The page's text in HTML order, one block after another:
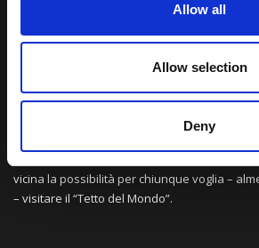
Allow all
Allow selection
Deny
Una comunità di appassionati della cultura
avuto modo di viaggiare e conoscere
paesaggi e la sua gente è capace di riempire
vicina la possibilità per chiunque voglia –
– visitare il “Tetto del Mondo”.